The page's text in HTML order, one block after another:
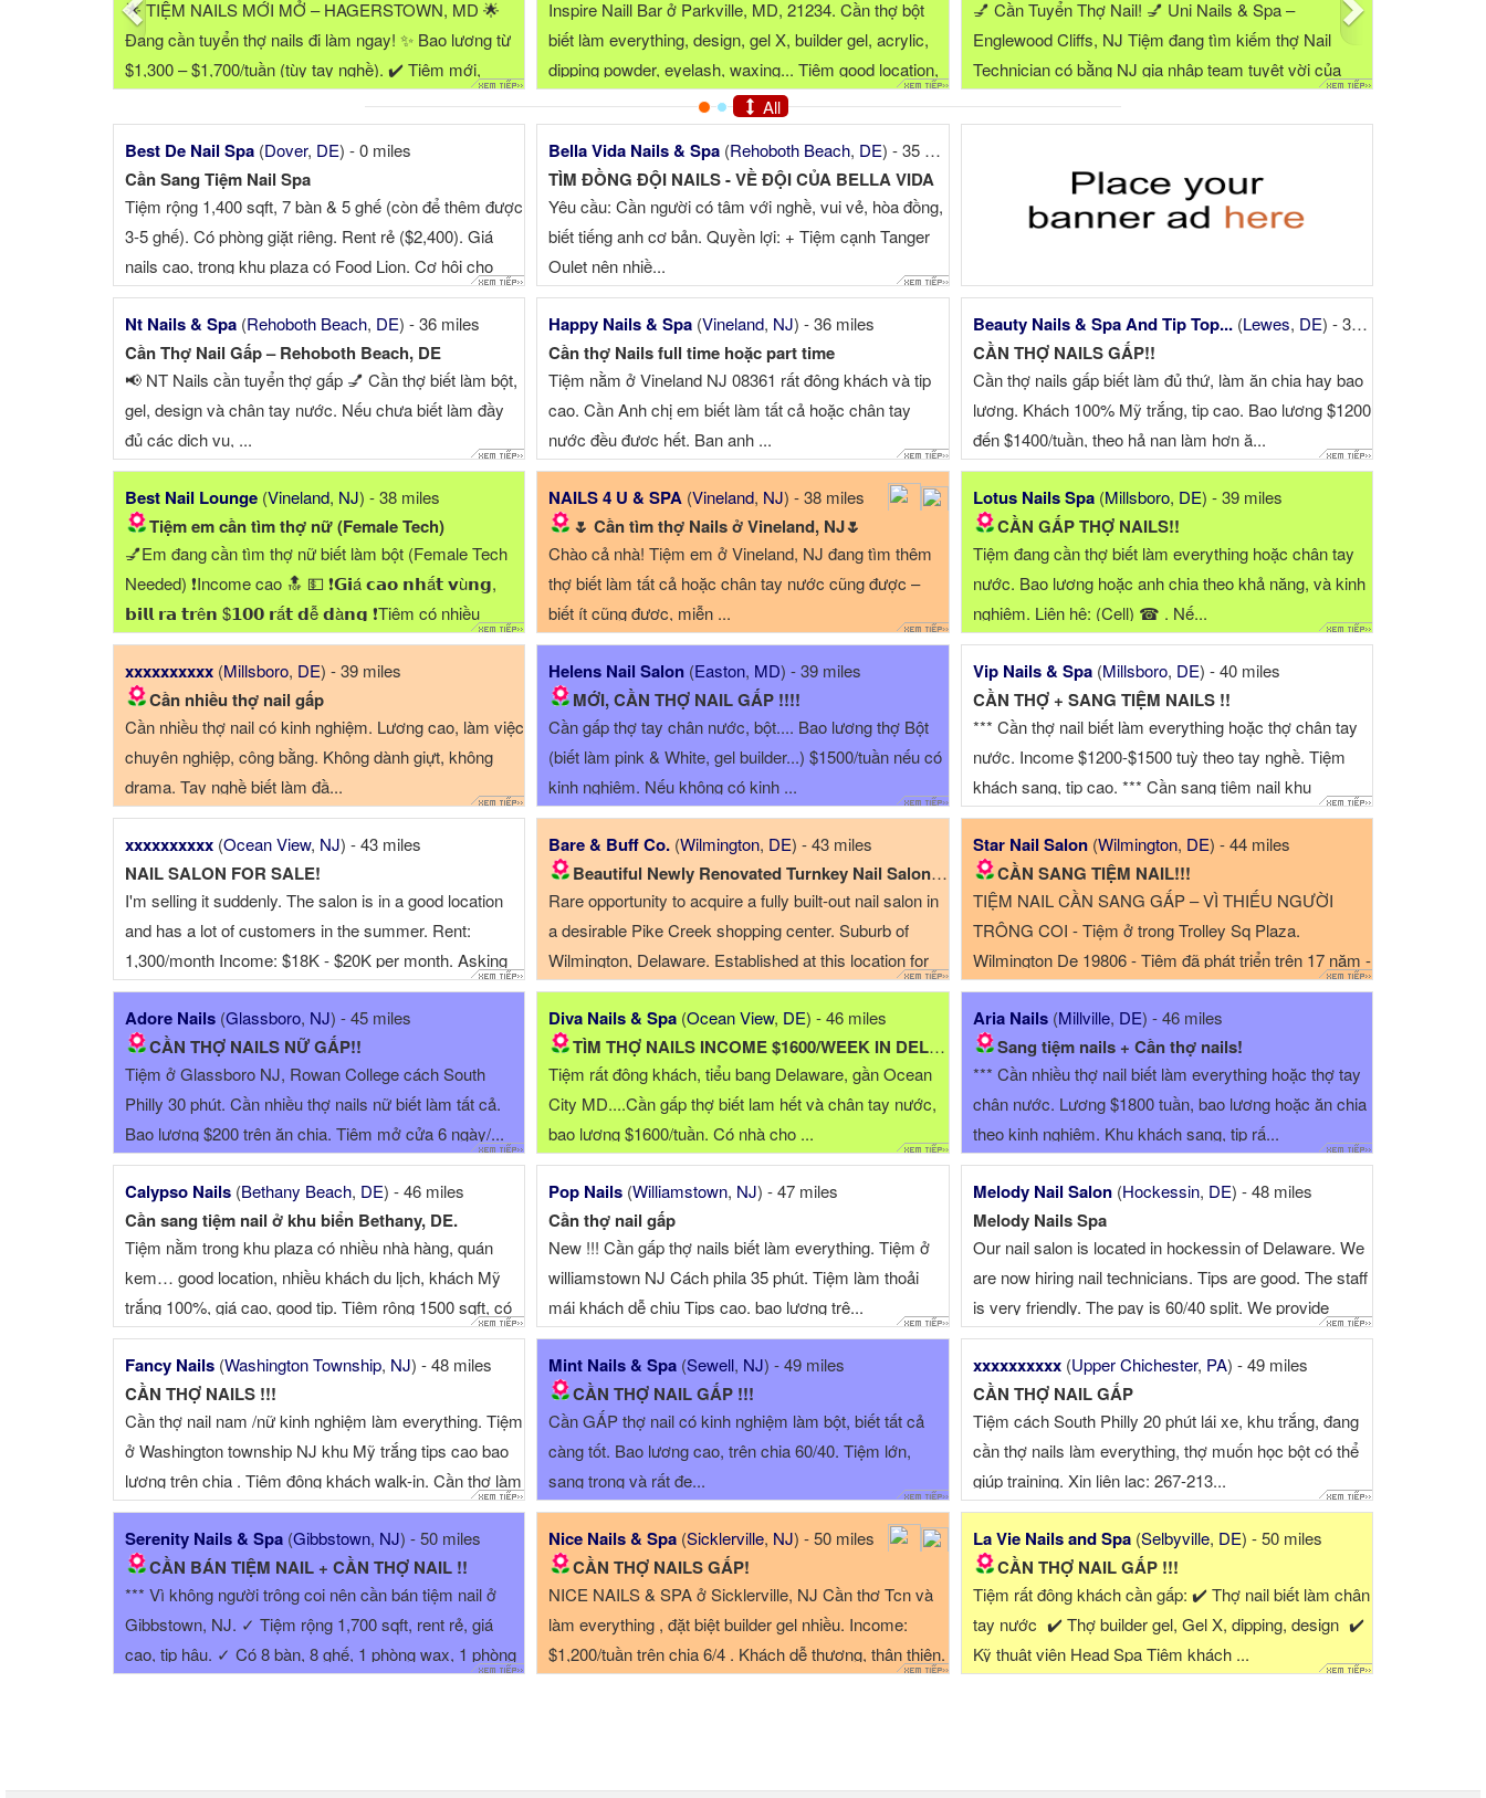
All
🌟 TIỆM NAILS MỚI MỞ – HAGERSTOWN, MD 🌟
Đang cần tuyển thợ nails đi làm ngay! ✨ Bao lương từ
$1,300 – $1,700/tuần (tùy tay nghề). ✔️ Tiệm mới,
Inspire Naill Bar ở Parkville, MD, 21234. Cần thợ bột
biết làm everything, design, gel X, builder gel, acrylic,
dipping powder, eyelash, waxing... Tiệm good location,
good tip, good income. Có chỗ ở cho thợ ở xa. Môi ...
💅 Cần Tuyển Thợ Nail! 💅 Uni Nails & Spa –
Englewood Cliffs, NJ Tiệm đang tìm kiếm thợ Nail
Technician có bằng NJ gia nhập team tuyệt vời của
Best De Nail Spa (Dover, DE) - 0 miles
Cần Sang Tiệm Nail Spa
Tiệm rộng 1,400 sqft, 7 bàn & 5 ghế (còn để thêm được
3-5 ghế). Có phòng giặt riêng. Rent rẻ ($2,400). Giá
nails cao, trong khu plaza có Food Lion. Cơ hội cho
một gia đì...
Bella Vida Nails & Spa (Rehoboth Beach, DE) - 35 miles
TÌM ĐỒNG ĐỘI NAILS - VỀ ĐỘI CỦA BELLA VIDA
Yêu cầu: Cần người có tâm với nghề, vui vẻ, hòa đồng,
biết tiếng anh cơ bản. Quyền lợi: + Tiệm cạnh Tanger
Oulet nên nhiề...
Nt Nails & Spa (Rehoboth Beach, DE) - 36 miles
Cần Thợ Nail Gấp – Rehoboth Beach, DE
📢 NT Nails cần tuyển thợ gấp 💅 Cần thợ biết làm bột,
gel, design và chân tay nước. Nếu chưa biết làm đầy
đủ các dịch vụ, ...
Happy Nails & Spa (Vineland, NJ) - 36 miles
Cần thợ Nails full time hoặc part time
Tiệm nằm ở Vineland NJ 08361 rất đông khách và tip
cao. Cần Anh chị em biết làm tất cả hoặc chân tay
nước đều được hết. Bạn anh ...
Beauty Nails & Spa And Tip Top... (Lewes, DE) - 38 miles
CẦN THỢ NAILS GẤP!!
Cần thợ nails gấp biết làm đủ thứ, làm ăn chia hay bao
lương. Khách 100% Mỹ trắng, tip cao. Bao lương $1200
đến $1400/tuần, theo hả nạn làm hơn ă...
Best Nail Lounge (Vineland, NJ) - 38 miles
Tiệm em cần tìm thợ nữ (Female Tech)
💅Em đang cần tìm thợ nữ biết làm bột (Female Tech
Needed) ❗️Income cao 🔝 💵 ❗️𝗚𝗶á 𝗰𝗮𝗼 𝗻𝗵ấ𝘁 𝘃ù𝗻𝗴,
𝗯𝗶𝗹𝗹 𝗿𝗮 𝘁𝗿ê𝗻 $𝟭𝟬𝟬 𝗿ấ𝘁 𝗱ễ 𝗱à𝗻𝗴 ❗️Tiệm có nhiều
khuyến mãi để có khách (chủ chịu). ❗️Chủ dễ, thoải mái,
...
NAILS 4 U & SPA (Vineland, NJ) - 38 miles
🌷 Cần tìm thợ Nails ở Vineland, NJ🌷
Chào cả nhà! Tiệm em ở Vineland, NJ đang tìm thêm
thợ biết làm tất cả hoặc chân tay nước cũng được –
biết ít cũng được, miễn ...
Lotus Nails Spa (Millsboro, DE) - 39 miles
CẦN GẤP THỢ NAILS!!
Tiệm đang cần thợ biết làm everything hoặc chân tay
nước. Bao lương hoặc anh chia theo khả năng, và kinh
nghiệm. Liên hệ: (Cell) ☎ . Nế...
xxxxxxxxxx (Millsboro, DE) - 39 miles
Cần nhiều thợ nail gấp
Cần nhiều thợ nail có kinh nghiệm. Lương cao, làm việc
chuyên nghiệp, công bằng. Không dành giựt, không
drama. Tay nghề biết làm đầ...
Helens Nail Salon (Easton, MD) - 39 miles
MỚI, CẦN THỢ NAIL GẤP !!!!
Cần gấp thợ tay chân nước, bột.... Bao lương thợ Bột
(biết làm pink & White, gel builder...) $1500/tuần nếu có
kinh nghiệm. Nếu không có kinh ...
Vip Nails & Spa (Millsboro, DE) - 40 miles
CẦN THỢ + SANG TIỆM NAILS !!
*** Cần thợ nail biết làm everything hoặc thợ chân tay
nước. Income $1200-$1500 tuỳ theo tay nghề. Tiệm
khách sang, tip cao. *** Cần sang tiệm nail khu
Millsboro, Delaware. Tiệ...
xxxxxxxxxx (Ocean View, NJ) - 43 miles
NAIL SALON FOR SALE!
I'm selling it suddenly. The salon is in a good location
and has a lot of customers in the summer. Rent:
1,300/month Income: $18K - $20K per month. Asking
price: $100K For more details, please contact: (Cell) ☎
If ...
Bare & Buff Co. (Wilmington, DE) - 43 miles
Beautiful Newly Renovated Turnkey Nail Salon for Sale
Rare opportunity to acquire a fully built-out nail salon in
a desirable Pike Creek shopping center. Suburb of
Wilmington, Delaware. Established at this location for
5+ years with a loyal clientele and recently remodeled
with updated furnishings, equipment, and inventory.
Features ...
Star Nail Salon (Wilmington, DE) - 44 miles
CẦN SANG TIỆM NAIL!!!
TIỆM NAIL CẦN SANG GẤP – VÌ THIẾU NGƯỜI
TRÔNG COI - Tiệm ở trong Trolley Sq Plaza.
Wilmington De 19806 - Tiệm đã phát triển trên 17 năm -
Tiệm rộ...
Adore Nails (Glassboro, NJ) - 45 miles
CẦN THỢ NAILS NỮ GẤP!!
Tiệm ở Glassboro NJ, Rowan College cách South
Philly 30 phút. Cần nhiều thợ nails nữ biết làm tất cả.
Bao lương $200 trên ăn chia. Tiệm mở cửa 6 ngày/...
Diva Nails & Spa (Ocean View, DE) - 46 miles
TÌM THỢ NAILS INCOME $1600/WEEK IN DELAWARE
Tiệm rất đông khách, tiểu bang Delaware, gần Ocean
City MD....Cần gấp thợ biết lam hết và chân tay nước,
bao lương $1600/tuần. Có nhà cho ...
Aria Nails (Millville, DE) - 46 miles
Sang tiệm nails + Cần thợ nails!
*** Cần nhiều thợ nail biết làm everything hoặc thợ tay
chân nước. Lương $1800 tuần, bao lương hoặc ăn chia
theo kinh nghiệm. Khu khách sang, tip rấ...
Calypso Nails (Bethany Beach, DE) - 46 miles
Cần sang tiệm nail ở khu biển Bethany, DE.
Tiệm nằm trong khu plaza có nhiều nhà hàng, quán
kem… good location, nhiều khách du lịch, khách Mỹ
trắng 100%, giá cao, good tip. Tiệm rộng 1500 sqft, có
10 ...
Pop Nails (Williamstown, NJ) - 47 miles
Cần thợ nail gấp
New !!! Cần gấp thợ nails biết làm everything. Tiệm ở
williamstown NJ Cách phila 35 phút. Tiệm làm thoải
mái khách dễ chịu Tips cao. bao lương trê...
Melody Nail Salon (Hockessin, DE) - 48 miles
Melody Nails Spa
Our nail salon is located in hockessin of ​​Delaware. We
are now hiring nail technicians. Tips are good. The staff
is very friendly. The pay is 60/40 split. We provide
accommodation for friends who have come from afar.
Call Mia: 929-312...
Fancy Nails (Washington Township, NJ) - 48 miles
CẦN THỢ NAILS !!!
Cần thợ nail nam /nữ kinh nghiệm làm everything. Tiệm
ở Washington township NJ khu Mỹ trắng tips cao bao
lương trên chia . Tiệm đông khách walk-in. Cần thợ làm
...
Mint Nails & Spa (Sewell, NJ) - 49 miles
CẦN THỢ NAIL GẤP !!!
Cần GẤP thợ nail có kinh nghiệm làm bột, biết tất cả
càng tốt. Bao lương cao, trên chia 60/40. Tiệm lớn,
sang trọng và rất đẹ...
xxxxxxxxxx (Upper Chichester, PA) - 49 miles
CẦN THỢ NAIL GẤP
Tiệm cách South Philly 20 phút lái xe, khu trắng, đang
cần thợ nails làm everything, thợ muốn học bột có thể
giúp training. Xin liên lạc: 267-213...
Serenity Nails & Spa (Gibbstown, NJ) - 50 miles
CẦN BÁN TIỆM NAIL + CẦN THỢ NAIL !!
*** Vì không người trông coi nên cần bán tiệm nail ở
Gibbstown, NJ. ✓ Tiệm rộng 1,700 sqft, rent rẻ, giá
cao, tip hậu. ✓ Có 8 bàn, 8 ghế, 1 phòng wax, 1 phòng
Nice Nails & Spa (Sicklerville, NJ) - 50 miles
CẦN THỢ NAILS GẤP!
NICE NAILS & SPA ở Sicklerville, NJ Cần thơ Tcn và
làm everything , đặt biệt builder gel nhiều. Income:
$1,200/tuần trên chia 6/4 . Khách dễ thương, thân thiện.
La Vie Nails and Spa (Selbyville, DE) - 50 miles
CẦN THỢ NAIL GẤP !!!
Tiệm rất đông khách cần gấp: ✔️ Thợ nail biết làm chân
tay nước ✔️ Thợ builder gel, Gel X, dipping, design ✔️
Kỹ thuật viên Head Spa Tiệm khách ...